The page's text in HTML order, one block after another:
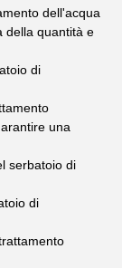
dell'acqua
della quantità e
di
una
serbatoio di
di